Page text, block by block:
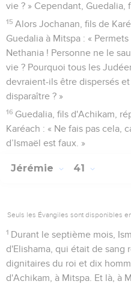
vie ? » Cependant, Guedalia,
15 Alors Jochanan, fils de
Guedalia à Mitspa : «
Nethania ! Personne ne le
vie ? Pourquoi tous les
devraient-ils être dispersés
disparaître ? »
16 Guedalia, fils d'Achikam,
Karéach : « Ne fais pas cela,
d’Ismaël est faux. »
Jérémie 41
Seuls les Évangiles sont disponibles
1 Durant le septième mois,
d'Elishama, qui était de sang
dignitaires du roi et dix
d'Achikam, à Mitspa. Et là, à